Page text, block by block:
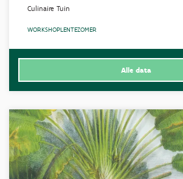
Culinaire Tuin
WORKSHOPLENTEZOMER
Alle data